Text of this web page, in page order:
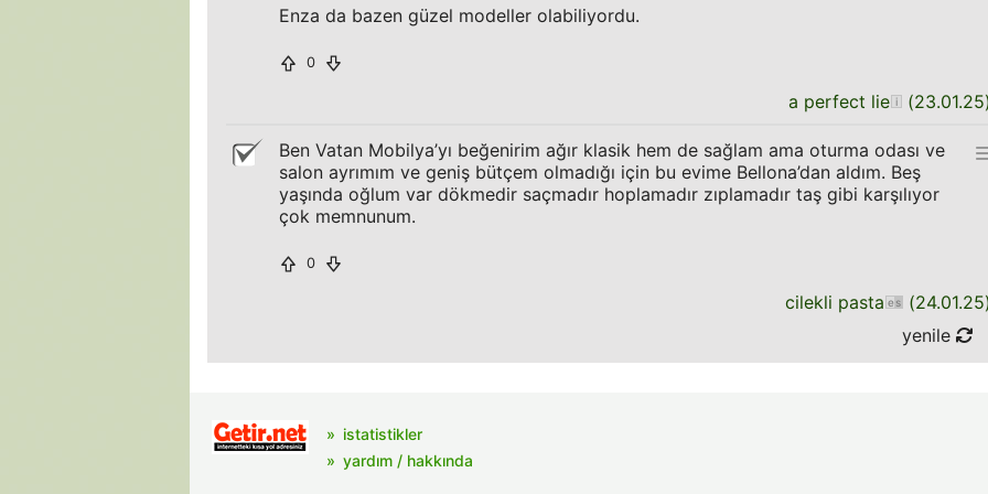
Enza da bazen güzel modeller olabiliyordu.
0
a perfect lie (23.01.25
Ben Vatan Mobilya’yı beğenirim ağır klasik hem de sağlam ama oturma odası ve
salon ayrımım ve geniş bütçem olmadığı için bu evime Bellona’dan aldım. Beş
yaşında oğlum var dökmedir saçmadır hoplamadır zıplamadır taş gibi karşılıyor
çok memnunum.
0
cilekli pasta (24.01.25
yenile
istatistikler
yardım / hakkında